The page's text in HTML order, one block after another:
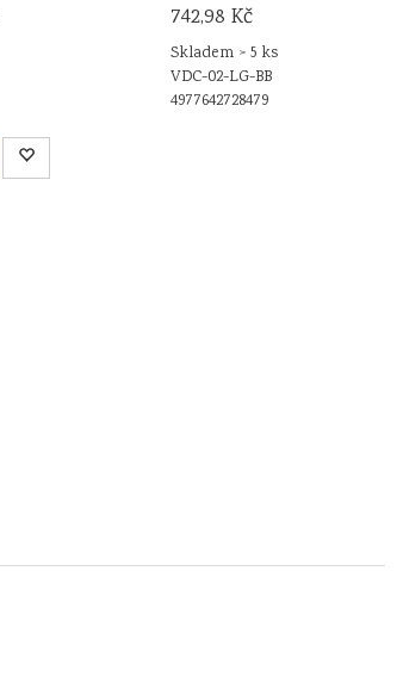
742,98 Kč
Skladem > 5 ks
VDC-02-LG-BB
4977642728479